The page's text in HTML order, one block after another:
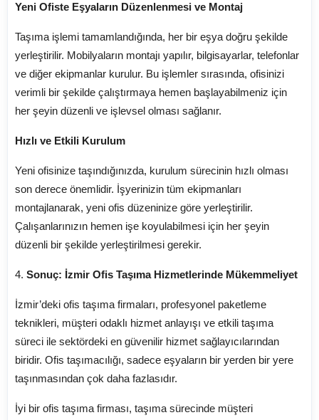
Yeni Ofiste Eşyaların Düzenlenmesi ve Montaj
Taşıma işlemi tamamlandığında, her bir eşya doğru şekilde
yerleştirilir. Mobilyaların montajı yapılır, bilgisayarlar, telefonlar
ve diğer ekipmanlar kurulur. Bu işlemler sırasında, ofisinizi
verimli bir şekilde çalıştırmaya hemen başlayabilmeniz için
her şeyin düzenli ve işlevsel olması sağlanır.
Hızlı ve Etkili Kurulum
Yeni ofisinize taşındığınızda, kurulum sürecinin hızlı olması
son derece önemlidir. İşyerinizin tüm ekipmanları
montajlanarak, yeni ofis düzeninize göre yerleştirilir.
Çalışanlarınızın hemen işe koyulabilmesi için her şeyin
düzenli bir şekilde yerleştirilmesi gerekir.
4. Sonuç: İzmir Ofis Taşıma Hizmetlerinde Mükemmeliyet
İzmir’deki ofis taşıma firmaları, profesyonel paketleme
teknikleri, müşteri odaklı hizmet anlayışı ve etkili taşıma
süreci ile sektördeki en güvenilir hizmet sağlayıcılarından
biridir. Ofis taşımacılığı, sadece eşyaların bir yerden bir yere
taşınmasından çok daha fazlasıdır.
İyi bir ofis taşıma firması, taşıma sürecinde müşteri